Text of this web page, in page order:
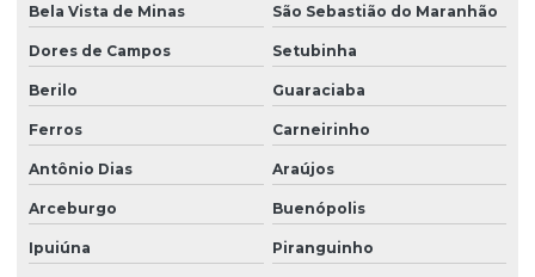
Bela Vista de Minas São Sebastião do Maranhão
Dores de Campos Setubinha
Berilo Guaraciaba
Ferros Carneirinho
Antônio Dias Araújos
Arceburgo Buenópolis
Ipuiúna Piranguinho